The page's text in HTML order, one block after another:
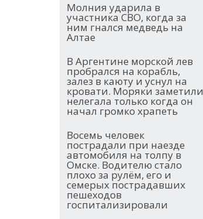
Молния ударила в
участника СВО, когда за
ним гнался медведь на
Алтае
В Аргентине морской лев
пробрался на корабль,
залез в каюту и уснул на
кровати. Моряки заметили
нелегала только когда он
начал громко храпеть
Восемь человек
пострадали при наезде
автомобиля на толпу в
Омске. Водителю стало
плохо за рулём, его и
семерых пострадавших
пешеходов
госпитализировали